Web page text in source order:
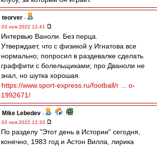
teorver -
03 ноя 2022 12:41
Интервью Ваноли. Без перца.
Утверждает, что с физикой у Игнатова все
нормально; попросил в раздевалке сделать
граффити с болельщиками; про Дваноли не
знал, но шутка хорошая.
https://www.sport-express.ru/football/r ... o-
1992671/
Mike Lebedev -
03 ноя 2022 12:33
По разделу "Этот день в Истории" сегодня,
конечно, 1983 год и Астон Вилла, лирика